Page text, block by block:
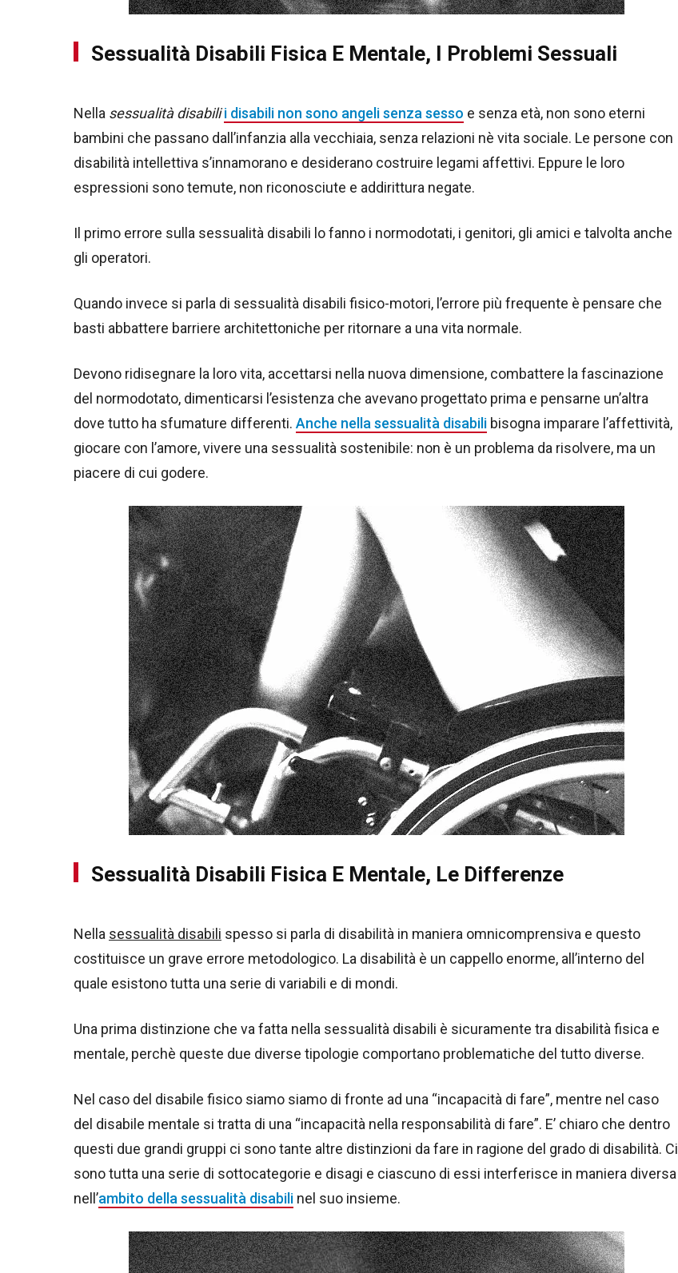
Sessualità Disabili Fisica E Mentale, I Problemi Sessuali
Nella sessualità disabili i disabili non sono angeli senza sesso e senza età, non sono eterni
bambini che passano dall’infanzia alla vecchiaia, senza relazioni nè vita sociale. Le persone con
disabilità intellettiva s’innamorano e desiderano costruire legami affettivi. Eppure le loro
espressioni sono temute, non riconosciute e addirittura negate.
Il primo errore sulla sessualità disabili lo fanno i normodotati, i genitori, gli amici e talvolta anche
gli operatori.
Quando invece si parla di sessualità disabili fisico-motori, l’errore più frequente è pensare che
basti abbattere barriere architettoniche per ritornare a una vita normale.
Devono ridisegnare la loro vita, accettarsi nella nuova dimensione, combattere la fascinazione
del normodotato, dimenticarsi l’esistenza che avevano progettato prima e pensarne un’altra
dove tutto ha sfumature differenti. Anche nella sessualità disabili bisogna imparare l’affettività,
giocare con l’amore, vivere una sessualità sostenibile: non è un problema da risolvere, ma un
piacere di cui godere.
Sessualità Disabili Fisica E Mentale, Le Differenze
Nella sessualità disabili spesso si parla di disabilità in maniera omnicomprensiva e questo
costituisce un grave errore metodologico. La disabilità è un cappello enorme, all’interno del
quale esistono tutta una serie di variabili e di mondi.
Una prima distinzione che va fatta nella sessualità disabili è sicuramente tra disabilità fisica e
mentale, perchè queste due diverse tipologie comportano problematiche del tutto diverse.
Nel caso del disabile fisico siamo siamo di fronte ad una “incapacità di fare”, mentre nel caso
del disabile mentale si tratta di una “incapacità nella responsabilità di fare”. E’ chiaro che dentro
questi due grandi gruppi ci sono tante altre distinzioni da fare in ragione del grado di disabilità. Ci
sono tutta una serie di sottocategorie e disagi e ciascuno di essi interferisce in maniera diversa
nell’ambito della sessualità disabili nel suo insieme.